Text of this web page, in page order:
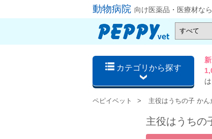
動物病院 向け医薬品・医療材な
カテゴリから探す
ペピイベット 主役はうちの子 かん
主役はうちの